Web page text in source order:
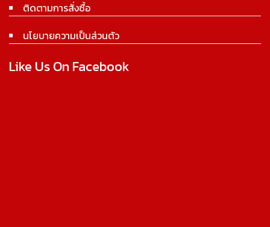
ติดตามการสั่งซื้อ
นโยบายความเป็นส่วนตัว
Like Us On Facebook